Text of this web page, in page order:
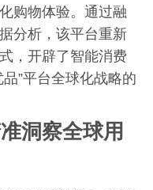
购物体验。通过融
分析，该平台重新
，开辟了智能消费
”平台全球化战略的
洞察全球用